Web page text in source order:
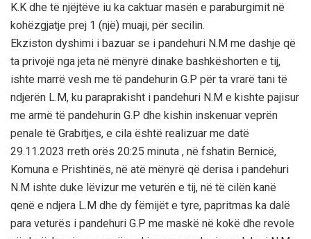
K.K dhe të njëjtëve iu ka caktuar masën e paraburgimit në
kohëzgjatje prej 1 (një) muaji, për secilin.
Ekziston dyshimi i bazuar se i pandehuri N.M me dashje që
ta privojë nga jeta në mënyrë dinake bashkëshorten e tij,
ishte marrë vesh me të pandehurin G.P për ta vrarë tani të
ndjerën L.M, ku paraprakisht i pandehuri N.M e kishte pajisur
me armë të pandehurin G.P dhe kishin inskenuar veprën
penale të Grabitjes, e cila është realizuar me datë
29.11.2023 rreth orës 20:25 minuta , në fshatin Bernicë,
Komuna e Prishtinës, në atë mënyrë që derisa i pandehuri
N.M ishte duke lëvizur me veturën e tij, në të cilën kanë
qenë e ndjera L.M dhe dy fëmijët e tyre, papritmas ka dalë
para veturës i pandehuri G.P me maskë në kokë dhe revole